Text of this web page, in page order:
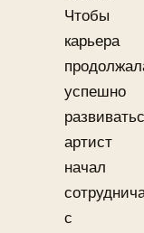
Чтобы
карьера
успешно
артист
начал
с